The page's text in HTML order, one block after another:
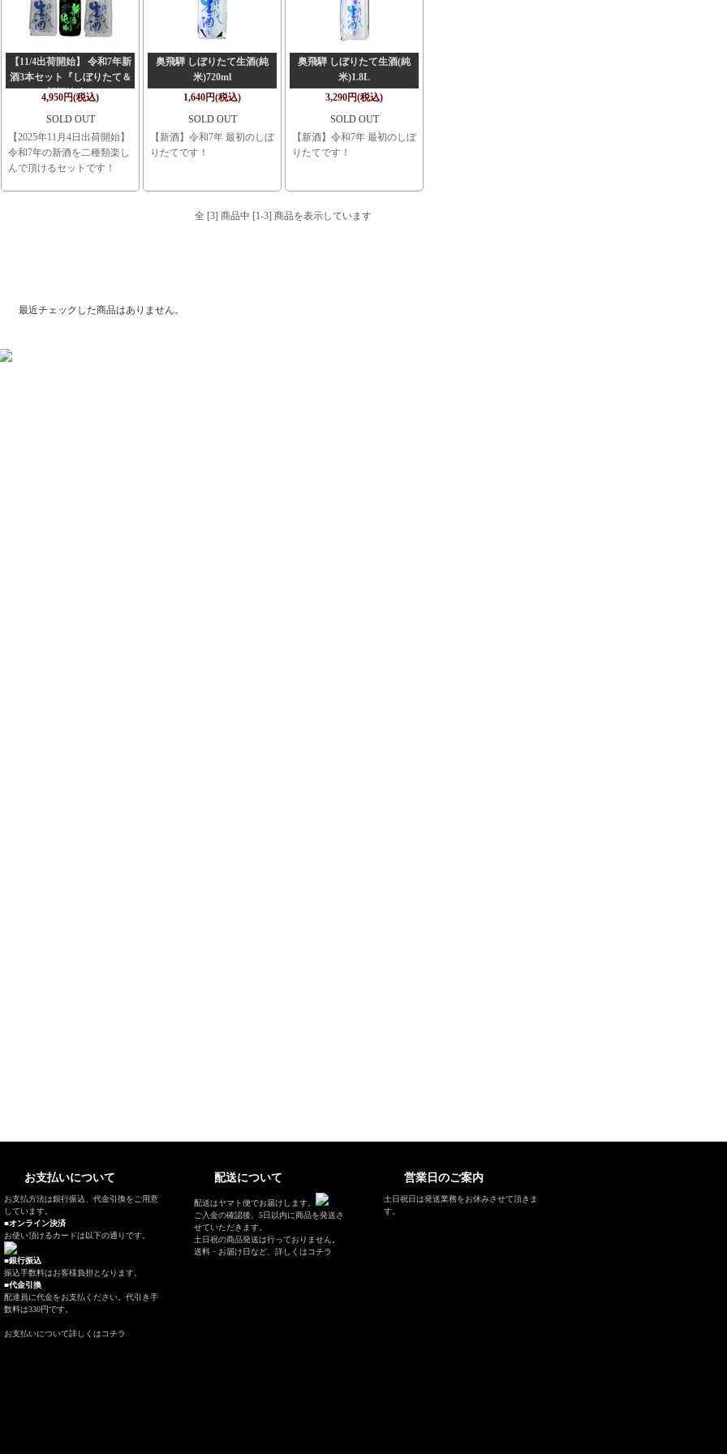
【11/4出荷開始】 令和7年新
酒3本セット『しぼりたて＆
新酒純吟』
4,950円(税込)
SOLD OUT
【2025年11月4日出荷開始】
令和7年の新酒を二種類楽し
んで頂けるセットです！
奥飛騨 しぼりたて生酒(純
米)720ml
1,640円(税込)
SOLD OUT
【新酒】令和7年 最初のしぼ
りたてです！
奥飛騨 しぼりたて生酒(純
米)1.8L
3,290円(税込)
SOLD OUT
【新酒】令和7年 最初のしぼ
りたてです！
全 [3] 商品中 [1-3] 商品を表示しています
最近チェックした商品はありません。
お支払いについて
お支払方法は銀行振込、代金引換をご用意
しています。
■オンライン決済
お使い頂けるカードは以下の通りです。
■銀行振込
振込手数料はお客様負担となります。
■代金引換
配達員に代金をお支払ください。代引き手
数料は330円です。
お支払いについて詳しくはコチラ
配送について
配送はヤマト便でお届けします。
ご入金の確認後、5日以内に商品を発送さ
せていただきます。
土日祝の商品発送は行っておりません。
送料・お届け日など、 詳しくはコチラ
営業日のご案内
土日祝日は発送業務をお休みさせて頂きま
す。